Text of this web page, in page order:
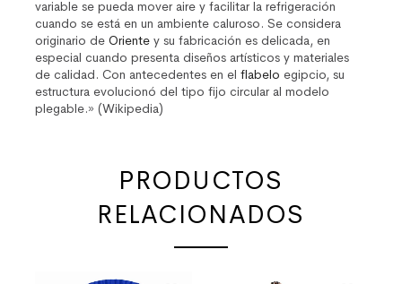
variable se pueda mover aire y facilitar la refrigeración
cuando se está en un ambiente caluroso. Se considera
originario deOriente y su fabricación es delicada, en
especial cuando presenta diseños artísticos y materiales
de calidad. Con antecedentes en elflabelo egipcio, su
estructura evolucionó del tipo fijo circular al modelo
plegable.» (Wikipedia)
PRODUCTOS
RELACIONADOS